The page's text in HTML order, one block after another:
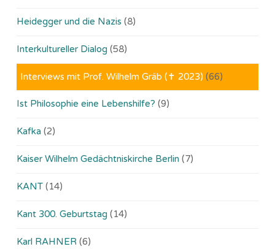
Heidegger und die Nazis (8)
Interkultureller Dialog (58)
Interviews mit Prof. Wilhelm Gräb (✝ 2023) (66)
Ist Philosophie eine Lebenshilfe? (9)
Kafka (2)
Kaiser Wilhelm Gedächtniskirche Berlin (7)
KANT (14)
Kant 300. Geburtstag (14)
Karl RAHNER (6)